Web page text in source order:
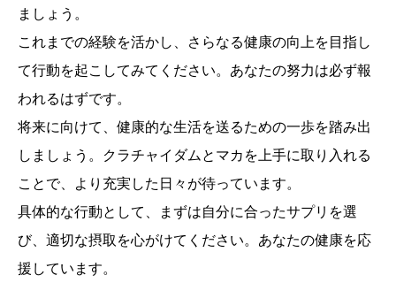
ましょう。
これまでの経験を活かし、さらなる健康の向上を目指し
て行動を起こしてみてください。あなたの努力は必ず報
われるはずです。
将来に向けて、健康的な生活を送るための一歩を踏み出
しましょう。クラチャイダムとマカを上手に取り入れる
ことで、より充実した日々が待っています。
具体的な行動として、まずは自分に合ったサプリを選
び、適切な摂取を心がけてください。あなたの健康を応
援しています。